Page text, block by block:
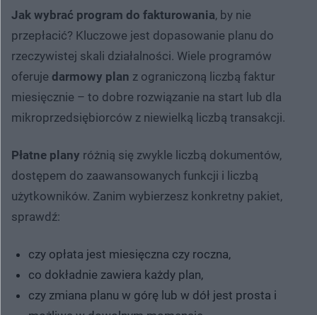
Jak wybrać program do fakturowania, by nie
przepłacić? Kluczowe jest dopasowanie planu do
rzeczywistej skali działalności. Wiele programów
oferuje darmowy plan z ograniczoną liczbą faktur
miesięcznie – to dobre rozwiązanie na start lub dla
mikroprzedsiębiorców z niewielką liczbą transakcji.
Płatne plany różnią się zwykle liczbą dokumentów,
dostępem do zaawansowanych funkcji i liczbą
użytkowników. Zanim wybierzesz konkretny pakiet,
sprawdź:
czy opłata jest miesięczna czy roczna,
co dokładnie zawiera każdy plan,
czy zmiana planu w górę lub w dół jest prosta i